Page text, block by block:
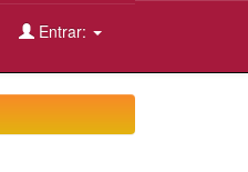
Entrar: